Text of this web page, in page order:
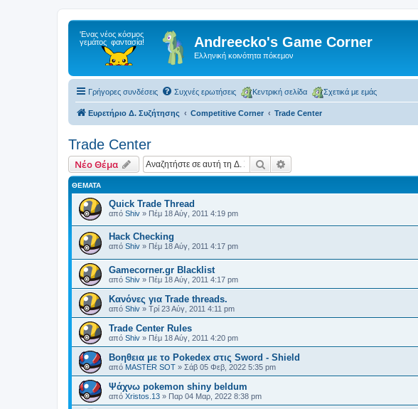
Andreecko's Game Corner
Ελληνική κοινότητα πόκεμον
Γρήγορες συνδέσεις Συχνές ερωτήσεις Κεντρική σελίδα Σχετικά με εμάς
Ευρετήριο Δ. Συζήτησης Competitive Corner Trade Center
Trade Center
Νέο Θέμα Αναζήτηση
ΘΈΜΑΤΑ
Quick Trade Thread
από Shiv » Πέμ 18 Αύγ, 2011 4:19 pm
Hack Checking
από Shiv » Πέμ 18 Αύγ, 2011 4:17 pm
Gamecorner.gr Blacklist
από Shiv » Πέμ 18 Αύγ, 2011 4:17 pm
Κανόνες για Trade threads.
από Shiv » Τρί 23 Αύγ, 2011 4:11 pm
Trade Center Rules
από Shiv » Πέμ 18 Αύγ, 2011 4:20 pm
Βοηθεια με το Pokedex στις Sword - Shield
από MASTER SOT » Σάβ 05 Φεβ, 2022 5:35 pm
Ψάχνω pokemon shiny beldum
από Xristos.13 » Παρ 04 Μαρ, 2022 8:38 pm